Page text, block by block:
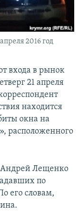
2016 год
входа в рынок
21 апреля
находится
окна на
расположенного
Андрей Лещенко
по
его словам,